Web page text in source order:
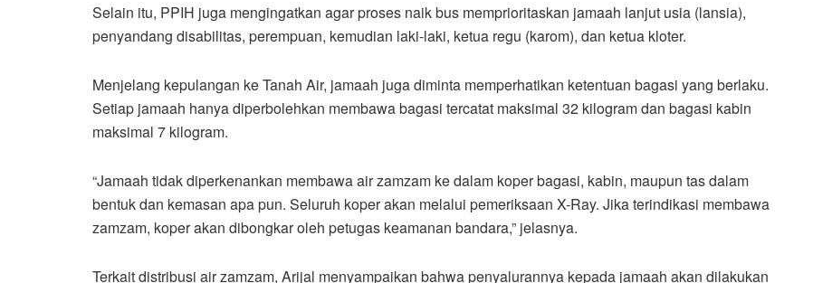
Selain itu, PPIH juga mengingatkan agar proses naik bus memprioritaskan jamaah lanjut usia (lansia),
penyandang disabilitas, perempuan, kemudian laki-laki, ketua regu (karom), dan ketua kloter.
Menjelang kepulangan ke Tanah Air, jamaah juga diminta memperhatikan ketentuan bagasi yang berlaku.
Setiap jamaah hanya diperbolehkan membawa bagasi tercatat maksimal 32 kilogram dan bagasi kabin
maksimal 7 kilogram.
“Jamaah tidak diperkenankan membawa air zamzam ke dalam koper bagasi, kabin, maupun tas dalam
bentuk dan kemasan apa pun. Seluruh koper akan melalui pemeriksaan X-Ray. Jika terindikasi membawa
zamzam, koper akan dibongkar oleh petugas keamanan bandara,” jelasnya.
Terkait distribusi air zamzam, Arijal menyampaikan bahwa penyalurannya kepada jamaah akan dilakukan